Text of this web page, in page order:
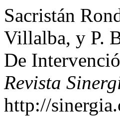
Sacristán
Villalba, y P.
De
Revista
http://